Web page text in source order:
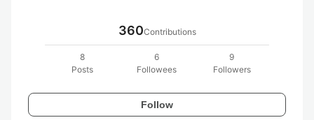
360Contributions
8
Posts
6
Followees
9
Followers
Follow